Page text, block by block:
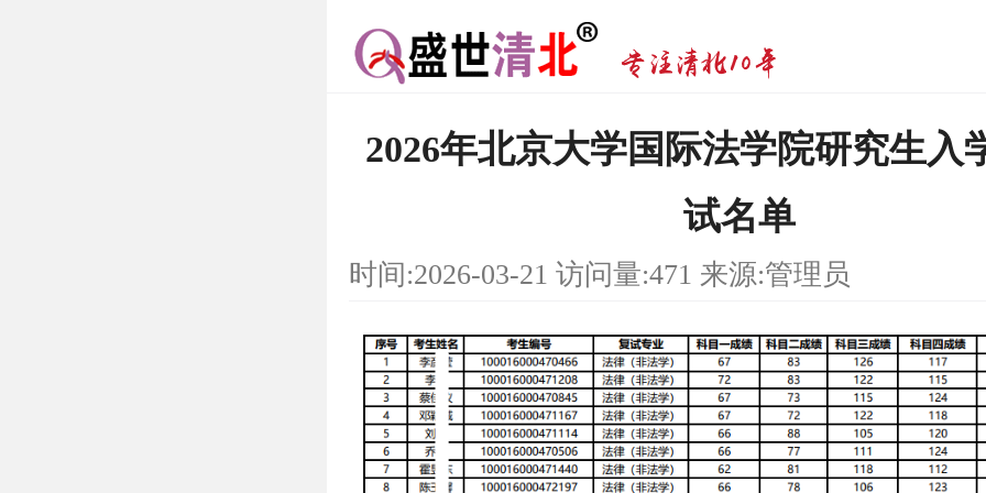
2026年北京大学国际法学院研究生入
试名单
时间:2026-03-21 访问量:471 来源:管理员